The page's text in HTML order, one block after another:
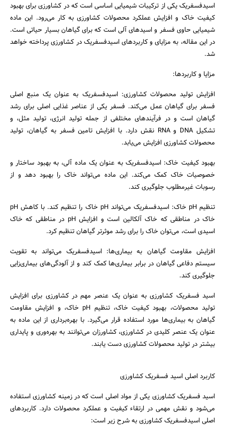
جستجو
اسیدفسفریک یکی از ترکیبات شیمیایی اساسی است که در کشاورزی برای بهبود
کیفیت خاک و افزایش عملکرد محصولات کشاورزی به کار می‌رود. این ماده
شیمیایی حاوی فسفر و اسیدهای آلی است که برای گیاهان بسیار حیاتی است.
در این مقاله، به مزایای و کاربردهای اسیدفسفریک در کشاورزی پرداخته خواهد
شد.
مزایا و کاربردها:
افزایش تولید محصولات کشاورزی: اسیدفسفریک به عنوان یک منبع اصلی
فسفر برای گیاهان عمل می‌کند. فسفر یکی از عناصر غذایی اصلی برای رشد
گیاهان است و در فرآیندهای مختلفی از جمله تولید انرژی، تولید مثل، و
تشکیل DNA و RNA نقش دارد. با افزایش تامین فسفر به گیاهان، تولید
محصولات کشاورزی افزایش می‌یابد.
بهبود کیفیت خاک: اسیدفسفریک به عنوان یک ماده آلی، به بهبود ساختار و
خصوصیات خاک کمک می‌کند. این ماده می‌تواند خاک را بهبود دهد و از
رسوبات غیرمطلوب جلوگیری کند.
تنظیم pH خاک: اسیدفسفریک می‌تواند pH خاک را تنظیم کند. با کاهش pH
خاک در مناطقی که خاک آلکالین است و افزایش pH در مناطقی که خاک
اسیدی است، می‌توان خاک را برای رشد موثرتر گیاهان تنظیم کرد.
افزایش مقاومت گیاهان به بیماری‌ها: اسیدفسفریک می‌تواند به تقویت
سیستم دفاعی گیاهان در برابر بیماری‌ها کمک کند و از آلودگی‌های بیماری‌زایی
جلوگیری کند.
اسید فسفریک کشاورزی به عنوان یک عنصر مهم در کشاورزی برای افزایش
تولید محصولات، بهبود کیفیت خاک، تنظیم pH خاک، و افزایش مقاومت
گیاهان به بیماری‌ها مورد استفاده قرار می‌گیرد. با بهره‌برداری از این ماده به
عنوان یک عنصر کلیدی در کشاورزی، کشاورزان می‌توانند به بهره‌وری و پایداری
بیشتر در تولید محصولات کشاورزی دست یابند.
کاربرد اصلی اسید فسفریک کشاورزی
اسید فسفریک کشاورزی یکی از مواد اصلی است که در زمینه کشاورزی استفاده
می‌شود و نقش مهمی در ارتقاء کیفیت و عملکرد محصولات دارد. کاربردهای
اصلی اسیدفسفریک کشاورزی به شرح زیر است: